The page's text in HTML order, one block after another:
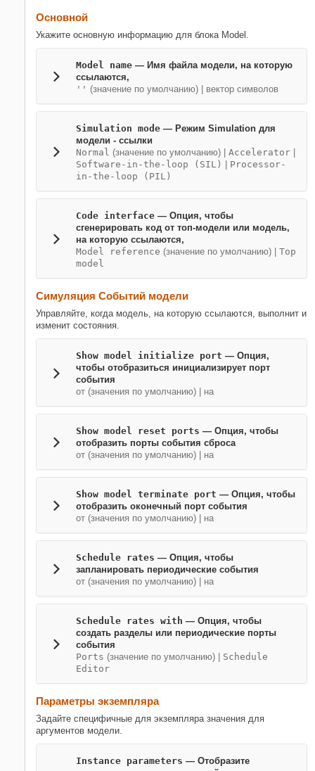
Основной
Укажите основную информацию для блока Model .
Model name — Имя файла модели, на которую
ссылаются,
'' (значение по умолчанию) | вектор символов
Simulation mode — Режим Simulation для
модели - ссылки
Normal (значение по умолчанию) | Accelerator
Software-in-the-loop (SIL)
Processor-
in-the-loop (PIL)
Code interface — Опция, чтобы
сгенерировать код от топ-модели или модель,
на которую ссылаются,
Model reference (значение по умолчанию) | Top
model
Симуляция Событий модели
Управляйте, когда модель, на которую ссылаются, выполнит и
изменит состояния.
Show model initialize port — Опция,
чтобы отобразиться инициализирует порт
события
от (значения по умолчанию) | на
Show model reset ports — Опция, чтобы
отобразить порты события сброса
от (значения по умолчанию) | на
Show model terminate port — Опция, чтобы
отобразить оконечный порт события
от (значения по умолчанию) | на
Schedule rates — Опция, чтобы
запланировать периодические события
от (значения по умолчанию) | на
Schedule rates with — Опция, чтобы
создать разделы или периодические порты
события
Ports (значение по умолчанию) | Schedule
Editor
Параметры экземпляра
Задайте специфичные для экземпляра значения для
аргументов модели.
Instance parameters — Отобразите